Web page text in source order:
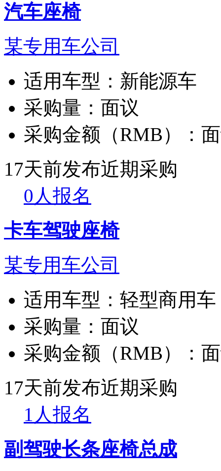
汽车座椅
某专用车公司
适用车型： 新能源车
采购量： 面议
采购金额（RMB）：
17天前发布近期采购
0人报名
卡车驾驶座椅
某专用车公司
适用车型： 轻型商用
采购量： 面议
采购金额（RMB）：
17天前发布近期采购
1人报名
副驾驶长条座椅总成